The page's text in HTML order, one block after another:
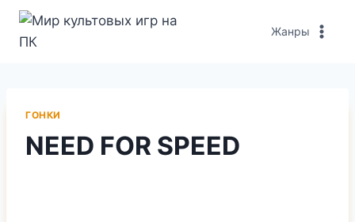
Перейти
Жанры
ГОНКИ
NEED FOR SPEED